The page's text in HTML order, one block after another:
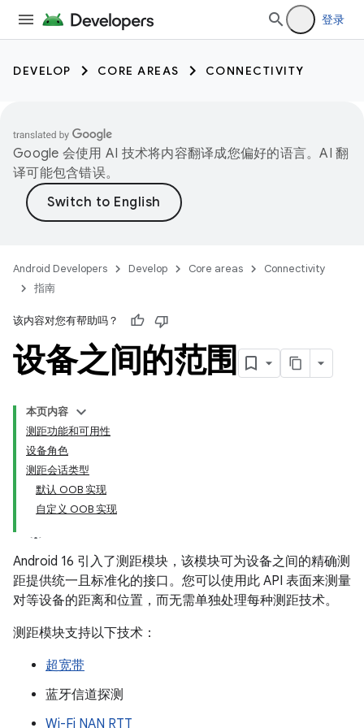
登录
DEVELOP CORE AREAS CONNECTIVITY
Google 会使用 AI 技术将内容翻译成您偏好的语言。AI 翻
译可能包含错误。
Android Developers Develop Core areas
Connectivity
指南
该内容对您有帮助吗？
设备之间的范围
本页内容
测距功能和可用性
设备角色
测距会话类型
默认 OOB 实现
自定义 OOB 实现
Android 16 引入了测距模块，该模块可为设备之间的精确测
距提供统一且标准化的接口。您可以使用此 API 表面来测量
对等设备的距离和位置，而无需单独处理每种测距技术。
测距模块支持以下技术：
超宽带
蓝牙信道探测
Wi-Fi NAN RTT